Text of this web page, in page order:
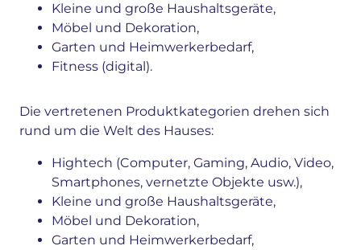
Kleine und große Haushaltsgeräte,
Möbel und Dekoration,
Garten und Heimwerkerbedarf,
Fitness (digital).
Die vertretenen Produktkategorien drehen sich
rund um die Welt des Hauses:
Hightech (Computer, Gaming, Audio, Video,
Smartphones, vernetzte Objekte usw.),
Kleine und große Haushaltsgeräte,
Möbel und Dekoration,
Garten und Heimwerkerbedarf,